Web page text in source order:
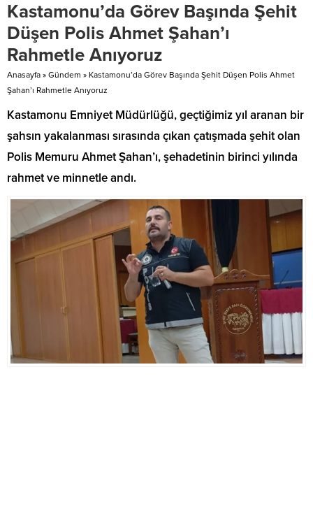
Kastamonu’da Görev Başında Şehit
Düşen Polis Ahmet Şahan’ı
Rahmetle Anıyoruz
Anasayfa » Gündem » Kastamonu’da Görev Başında Şehit Düşen Polis Ahmet
Şahan’ı Rahmetle Anıyoruz
Kastamonu Emniyet Müdürlüğü, geçtiğimiz yıl aranan bir
şahsın yakalanması sırasında çıkan çatışmada şehit olan
Polis Memuru Ahmet Şahan’ı, şehadetinin birinci yılında
rahmet ve minnetle andı.